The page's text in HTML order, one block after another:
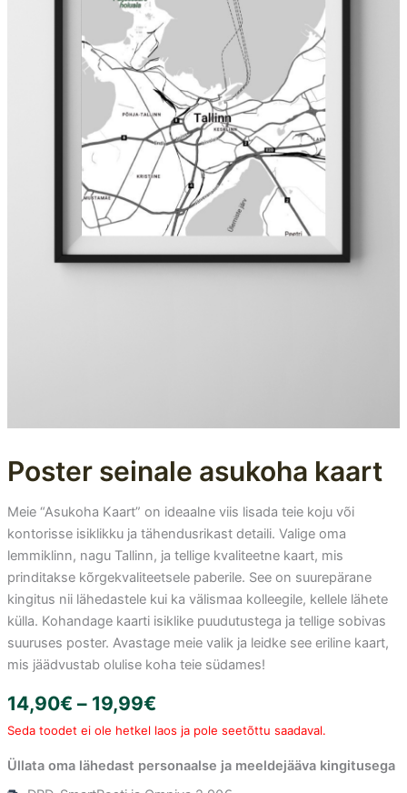
Poster seinale asukoha kaart
Meie “Asukoha Kaart” on ideaalne viis lisada teie koju või
kontorisse isiklikku ja tähendusrikast detaili. Valige oma
lemmiklinn, nagu Tallinn, ja tellige kvaliteetne kaart, mis
prinditakse kõrgekvaliteetsele paberile. See on suurepärane
kingitus nii lähedastele kui ka välismaa kolleegile, kellele lähete
külla. Kohandage kaarti isiklike puudutustega ja tellige sobivas
suuruses poster. Avastage meie valik ja leidke see eriline kaart,
mis jäädvustab olulise koha teie südames!
14,90€ – 19,99€Price
range:
14,90€
Seda toodet ei ole hetkel laos ja pole seetõttu saadaval.
Üllata oma lähedast personaalse ja meeldejääva kingitusega